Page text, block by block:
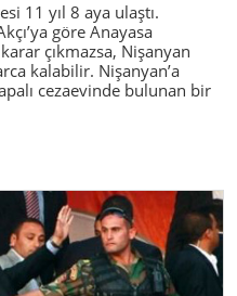
11 yıl 8 aya ulaştı.
göre Anayasa
çıkmazsa, Nişanyan
kalabilir. Nişanyan’a
cezaevinde bulunan bir